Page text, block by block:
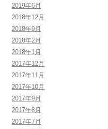
2019年6月
2018年12月
2018年9月
2018年2月
2018年1月
2017年12月
2017年11月
2017年10月
2017年9月
2017年8月
2017年7月